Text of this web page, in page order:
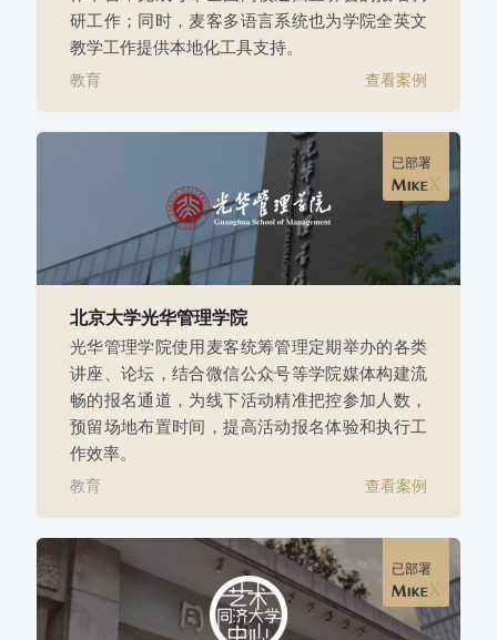
研工作；同时，麦客多语言系统也为学院全英文
教学工作提供本地化工具支持。
教育 查看案例
已部署
北京大学光华管理学院
光华管理学院使用麦客统筹管理定期举办的各类
讲座、论坛，结合微信公众号等学院媒体构建流
畅的报名通道，为线下活动精准把控参加人数，
预留场地布置时间，提高活动报名体验和执行工
作效率。
教育 查看案例
已部署